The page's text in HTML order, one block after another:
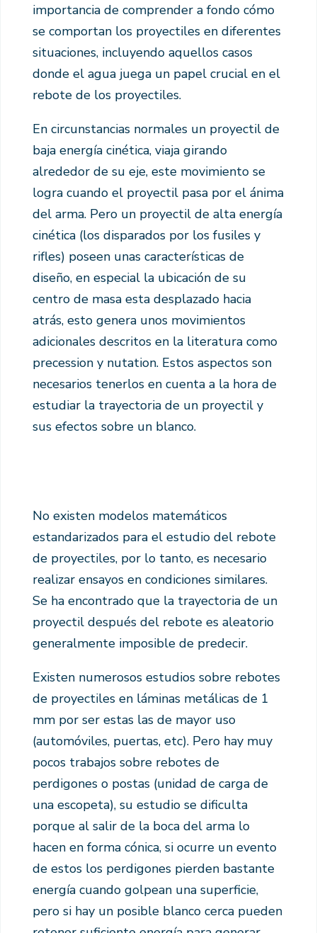
importancia de comprender a fondo cómo
se comportan los proyectiles en diferentes
situaciones, incluyendo aquellos casos
donde el agua juega un papel crucial en el
rebote de los proyectiles.
En circunstancias normales un proyectil de
baja energía cinética, viaja girando
alrededor de su eje, este movimiento se
logra cuando el proyectil pasa por el ánima
del arma. Pero un proyectil de alta energía
cinética (los disparados por los fusiles y
rifles) poseen unas características de
diseño, en especial la ubicación de su
centro de masa esta desplazado hacia
atrás, esto genera unos movimientos
adicionales descritos en la literatura como
precession y nutation. Estos aspectos son
necesarios tenerlos en cuenta a la hora de
estudiar la trayectoria de un proyectil y
sus efectos sobre un blanco.
No existen modelos matemáticos
estandarizados para el estudio del rebote
de proyectiles, por lo tanto, es necesario
realizar ensayos en condiciones similares.
Se ha encontrado que la trayectoria de un
proyectil después del rebote es aleatorio
generalmente imposible de predecir.
Existen numerosos estudios sobre rebotes
de proyectiles en láminas metálicas de 1
mm por ser estas las de mayor uso
(automóviles, puertas, etc). Pero hay muy
pocos trabajos sobre rebotes de
perdigones o postas (unidad de carga de
una escopeta), su estudio se dificulta
porque al salir de la boca del arma lo
hacen en forma cónica, si ocurre un evento
de estos los perdigones pierden bastante
energía cuando golpean una superficie,
pero si hay un posible blanco cerca pueden